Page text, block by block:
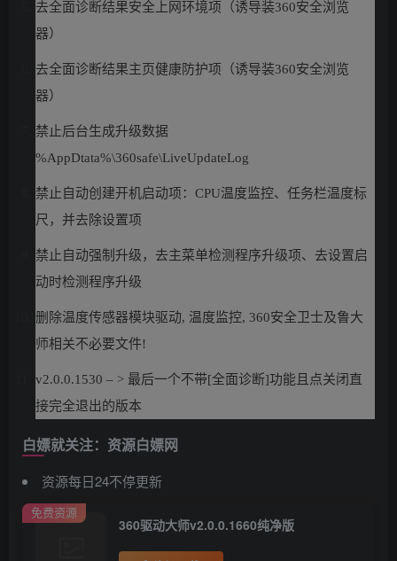
去全面诊断结果安全上网环境项（诱导装360安全浏览
器）
去全面诊断结果主页健康防护项（诱导装360安全浏览
器）
禁止后台生成升级数据
%AppDtata%\360safe\LiveUpdateLog
禁止自动创建开机启动项：CPU温度监控、任务栏温度标
尺，并去除设置项
禁止自动强制升级，去主菜单检测程序升级项、去设置启
动时检测程序升级
删除温度传感器模块驱动, 温度监控, 360安全卫士及鲁大
师相关不必要文件!
v2.0.0.1530 – > 最后一个不带[全面诊断]功能且点关闭直
接完全退出的版本
白嫖就关注：资源白嫖网
资源每日24不停更新
免费资源
360驱动大师v2.0.0.1660纯净版